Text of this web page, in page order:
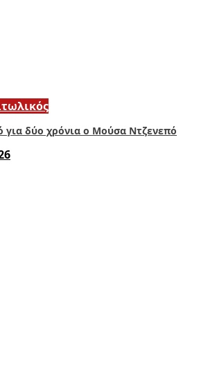
για δύο χρόνια ο Μούσα Ντζενεπό